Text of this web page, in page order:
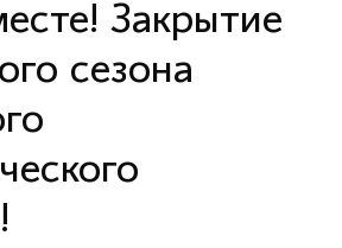
Закрытие
сезона